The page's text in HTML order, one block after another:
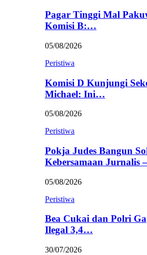
Pagar Tinggi Mal
Komisi B:…
05/08/2026
Peristiwa
Komisi D Kunjungi
Michael: Ini…
05/08/2026
Peristiwa
Pokja Judes Bangun
Kebersamaan Jurnalis
05/08/2026
Peristiwa
Bea Cukai dan Polri
Ilegal 3,4…
30/07/2026